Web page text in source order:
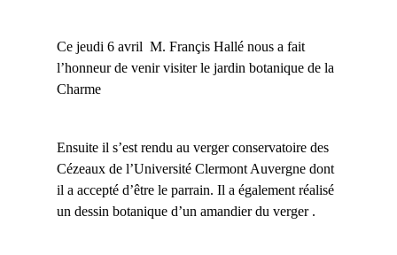
Ce jeudi 6 avril M. Françis Hallé nous a fait
l’honneur de venir visiter le jardin botanique de la
Charme
Ensuite il s’est rendu au verger conservatoire des
Cézeaux de l’Université Clermont Auvergne dont
il a accepté d’être le parrain. Il a également réalisé
un dessin botanique d’un amandier du verger .